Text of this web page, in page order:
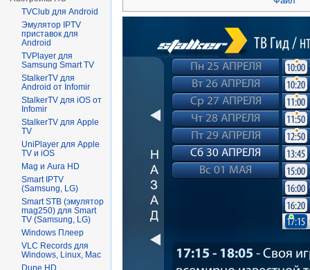
TVClub для Android
Эмулятор IPTV
приставок для
Android
TVPlayer для
Samsung Smart TV
StalkerTV для
Android от Infomir
StalkerTV для iOS от
Infomir
StalkerTV для Apple
TV
UniPlayer для Apple
TV и iOS
Mag и Aura HD
Smart IPTV
(Samsung, LG)
Smart STB (эмулятор
mag250) для Smart
TV (Samsung, LG)
Windows Плеер
VLC Records для
Windows, Linux, Mac
Dune HD